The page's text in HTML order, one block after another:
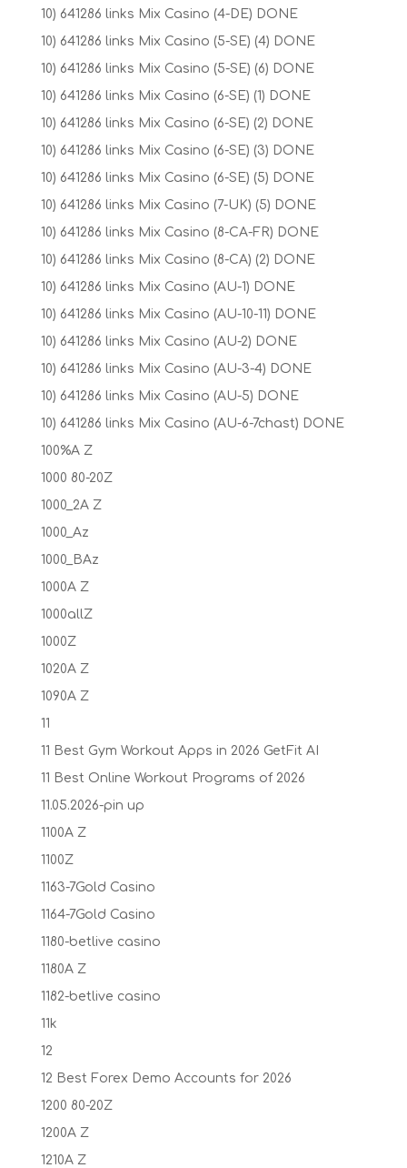
10) 641286 links Mix Casino (4-DE) DONE
10) 641286 links Mix Casino (5-SE) (4) DONE
10) 641286 links Mix Casino (5-SE) (6) DONE
10) 641286 links Mix Casino (6-SE) (1) DONE
10) 641286 links Mix Casino (6-SE) (2) DONE
10) 641286 links Mix Casino (6-SE) (3) DONE
10) 641286 links Mix Casino (6-SE) (5) DONE
10) 641286 links Mix Casino (7-UK) (5) DONE
10) 641286 links Mix Casino (8-CA-FR) DONE
10) 641286 links Mix Casino (8-CA) (2) DONE
10) 641286 links Mix Casino (AU-1) DONE
10) 641286 links Mix Casino (AU-10-11) DONE
10) 641286 links Mix Casino (AU-2) DONE
10) 641286 links Mix Casino (AU-3-4) DONE
10) 641286 links Mix Casino (AU-5) DONE
10) 641286 links Mix Casino (AU-6-7chast) DONE
100%A Z
1000 80-20Z
1000_2A Z
1000_Az
1000_BAz
1000A Z
1000allZ
1000Z
1020A Z
1090A Z
11
11 Best Gym Workout Apps in 2026 GetFit AI
11 Best Online Workout Programs of 2026
11.05.2026-pin up
1100A Z
1100Z
1163-7Gold Casino
1164-7Gold Casino
1180-betlive casino
1180A Z
1182-betlive casino
11k
12
12 Best Forex Demo Accounts for 2026
1200 80-20Z
1200A Z
1210A Z